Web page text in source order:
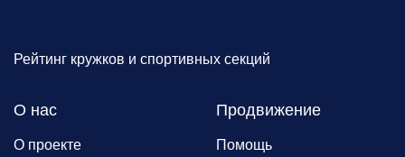
Рейтинг кружков и спортивных секций
О нас
О проекте
Продвижение
Помощь